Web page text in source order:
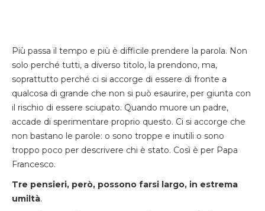
Più passa il tempo e più è difficile prendere la parola. Non
solo perché tutti, a diverso titolo, la prendono, ma,
soprattutto perché ci si accorge di essere di fronte a
qualcosa di grande che non si può esaurire, per giunta con
il rischio di essere sciupato. Quando muore un padre,
accade di sperimentare proprio questo. Ci si accorge che
non bastano le parole: o sono troppe e inutili o sono
troppo poco per descrivere chi è stato. Così è per Papa
Francesco.
Tre pensieri, però, possono farsi largo, in estrema
umiltà.